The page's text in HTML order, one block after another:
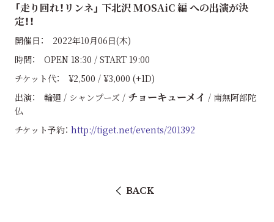
「走り回れ！リンネ」 下北沢 MOSAiC 編 への出演が決
定！！
開催日： 2022年10月06日(木)
時間： OPEN 18:30 / START 19:00
チケット代： ¥2,500 / ¥3,000 (+1D)
出演： 輪廻 / シャンプーズ / チョーキューメイ / 南無阿部陀
仏
チケット予約： http://tiget.net/events/201392
BACK